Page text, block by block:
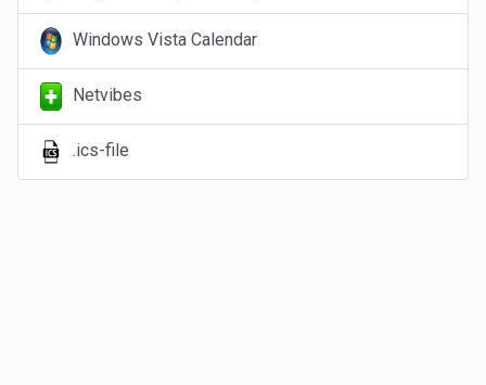
Windows Vista Calendar
Netvibes
.ics-file